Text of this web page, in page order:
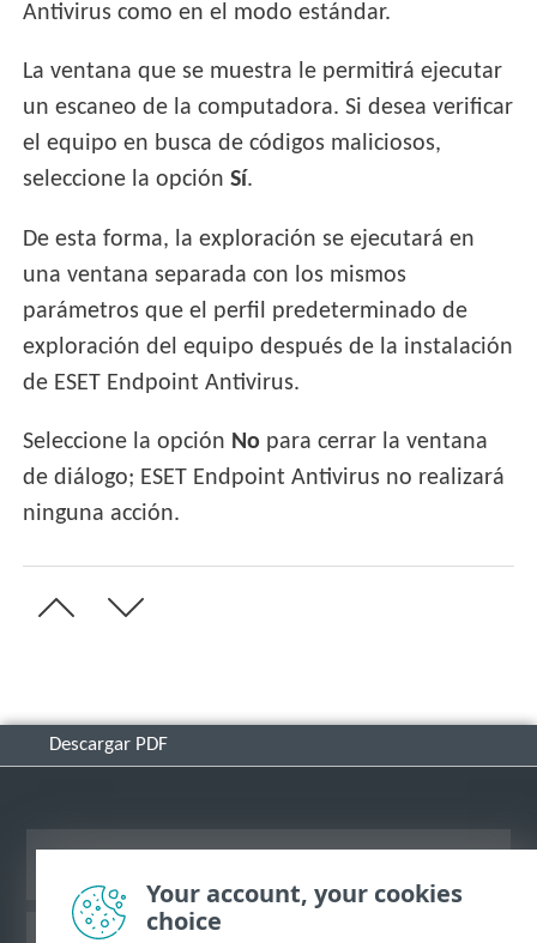
Antivirus como en el modo estándar.
La ventana que se muestra le permitirá ejecutar
un escaneo de la computadora. Si desea verificar
el equipo en busca de códigos maliciosos,
seleccione la opciónSí.
De esta forma, la exploración se ejecutará en
una ventana separada con los mismos
parámetros que el perfil predeterminado de
exploración del equipo después de la instalación
de ESET Endpoint Antivirus.
Seleccione la opción No para cerrar la ventana
de diálogo; ESET Endpoint Antivirus no realizará
ninguna acción.
Descargar PDF
Your account, your cookies
choice